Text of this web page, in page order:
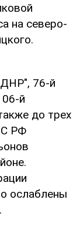
на северо-
76-й
й
до трех
РФ
ослаблены